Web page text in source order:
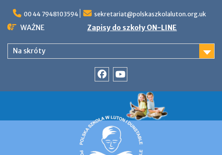
content
00 44 7948103594 sekretariat@polskaszkolaluton.org.uk
WAŻNE Zapisy do szkoły ON-LINE
Na skróty